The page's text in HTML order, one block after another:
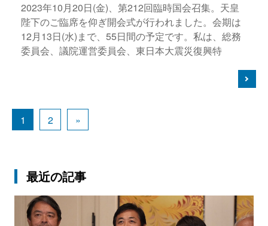
2023年10月20日(金)、第212回臨時国会召集。天皇
陛下のご臨席を仰ぎ開会式が行われました。会期は
12月13日(水)まで、55日間の予定です。私は、総務
委員会、議院運営委員会、東日本大震災復興特
1 2 »
最近の記事